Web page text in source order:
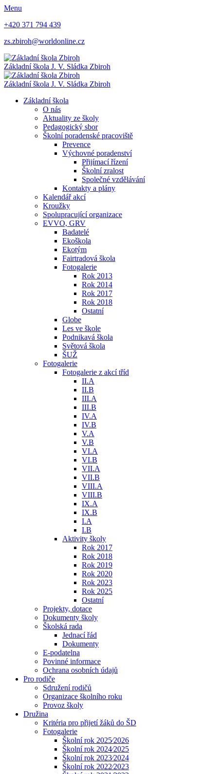
Menu
+420 371 794 439
zs.zbiroh@worldonline.cz
Základní škola J. V. Sládka Zbiroh
Základní škola J. V. Sládka Zbiroh
Základní škola
O nás
Aktuality ze školy
Pedagogický sbor
Školní poradenské pracoviště
Prevence
Výchovné poradenství
Přijímací řízení
Školní zralost
Společné vzdělávání
Kontakty a plány
Kalendář akcí
Kroužky
Spolupracující organizace
EVVO, GRV
Badatelé
Ekoškola
Ekotým
Fairtradová škola
Fotogalerie
Rok 2013
Rok 2014
Rok 2017
Rok 2018
Ostatní
Globe
Les ve škole
Podnikavá škola
Světová škola
ŠUŽ
Fotogalerie
Fotogalerie z akcí tříd
II.A
II.B
III.A
III.B
IV.A
IV.B
V.A
V.B
VI.A
VI.B
VII.A
VII.B
VIII.A
VIII.B
IX.A
IX.B
I.A
I.B
Aktivity školy
Rok 2017
Rok 2018
Rok 2019
Rok 2020
Rok 2023
Rok 2025
Ostatní
Projekty, dotace
Dokumenty školy
Školská rada
Jednací řád
Dokumenty
E-podatelna
Povinné informace
Ochrana osobních údajů
Pro rodiče
Sdružení rodičů
Organizace školního roku
Provoz školy
Družina
Kritéria pro přijetí žáků do ŠD
Fotogalerie
Školní rok 2025⁄2026
Školní rok 2024⁄2025
Školní rok 2023⁄2024
Školní rok 2022⁄2023